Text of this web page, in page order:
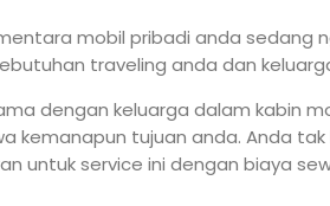
mobil pribadi anda sedang
traveling anda dan
dengan keluarga dalam kabin
kemanapun tujuan anda. Anda
untuk service ini dengan biaya